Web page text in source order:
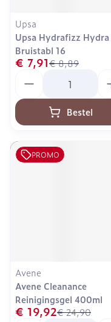
Upsa
Upsa Hydrafizz Hydra
Bruistabl 16
€ 8,89
€ 7,91
Bestel
PROMO
Avene
Avene Cleanance
Reinigingsgel 400ml
€ 24,90
€ 19,92